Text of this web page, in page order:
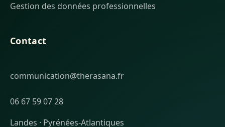
Gestion des données professionnelles
Contact
communication@therasana.fr
06 67 59 07 28
Landes · Pyrénées-Atlantiques